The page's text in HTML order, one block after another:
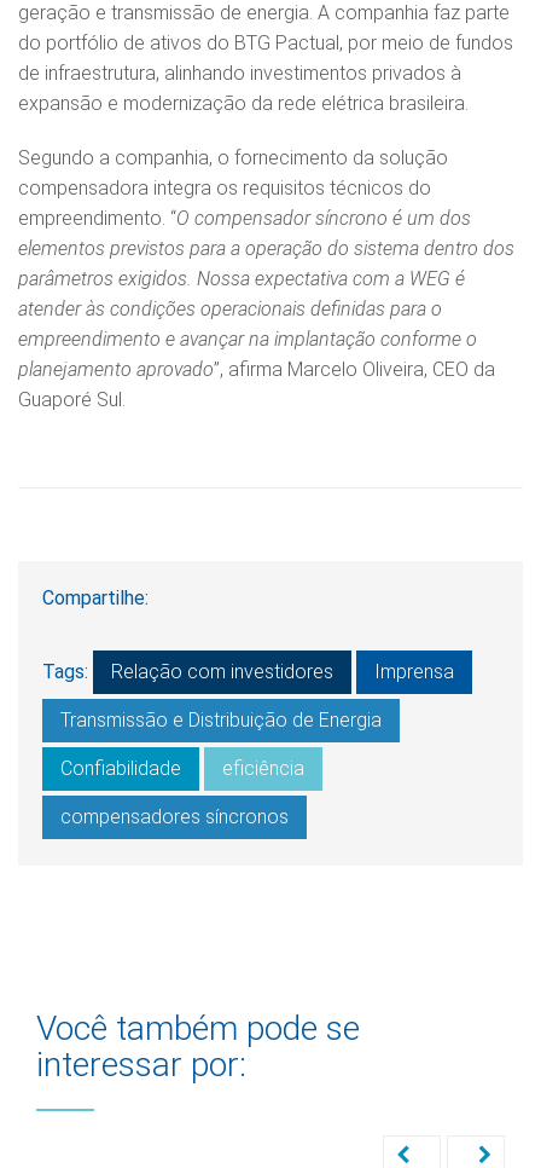
geração e transmissão de energia. A companhia faz parte
do portfólio de ativos do BTG Pactual, por meio de fundos
de infraestrutura, alinhando investimentos privados à
expansão e modernização da rede elétrica brasileira.
Segundo a companhia, o fornecimento da solução
compensadora integra os requisitos técnicos do
empreendimento. “O compensador síncrono é um dos
elementos previstos para a operação do sistema dentro dos
parâmetros exigidos. Nossa expectativa com a WEG é
atender às condições operacionais definidas para o
empreendimento e avançar na implantação conforme o
planejamento aprovado”, afirma Marcelo Oliveira, CEO da
Guaporé Sul.
Compartilhe:
Tags: Relação com investidores Imprensa
Transmissão e Distribuição de Energia
Confiabilidade eficiência
compensadores síncronos
Você também pode se
interessar por: